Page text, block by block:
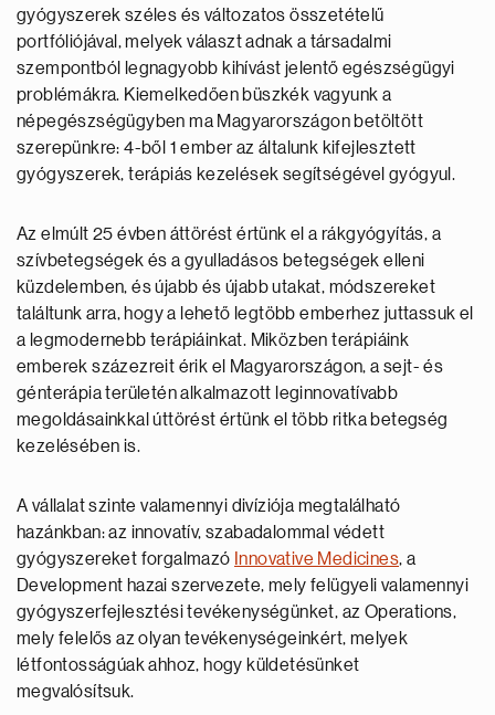
gyógyszerek széles és változatos összetételű
portfóliójával, melyek választ adnak a társadalmi
szempontból legnagyobb kihívást jelentő egészségügyi
problémákra. Kiemelkedően büszkék vagyunk a
népegészségügyben ma Magyarországon betöltött
szerepünkre: 4-ből 1 ember az általunk kifejlesztett
gyógyszerek, terápiás kezelések segítségével gyógyul.
Az elmúlt 25 évben áttörést értünk el a rákgyógyítás, a
szívbetegségek és a gyulladásos betegségek elleni
küzdelemben, és újabb és újabb utakat, módszereket
találtunk arra, hogy a lehető legtöbb emberhez juttassuk el
a legmodernebb terápiáinkat. Miközben terápiáink
emberek százezreit érik el Magyarországon, a sejt- és
génterápia területén alkalmazott leginnovatívabb
megoldásainkkal úttörést értünk el több ritka betegség
kezelésében is.
A vállalat szinte valamennyi divíziója megtalálható
hazánkban: az innovatív, szabadalommal védett
gyógyszereket forgalmazó Innovative Medicines, a
Development hazai szervezete, mely felügyeli valamennyi
gyógyszerfejlesztési tevékenységünket, az Operations,
mely felelős az olyan tevékenységeinkért, melyek
létfontosságúak ahhoz, hogy küldetésünket
megvalósítsuk.